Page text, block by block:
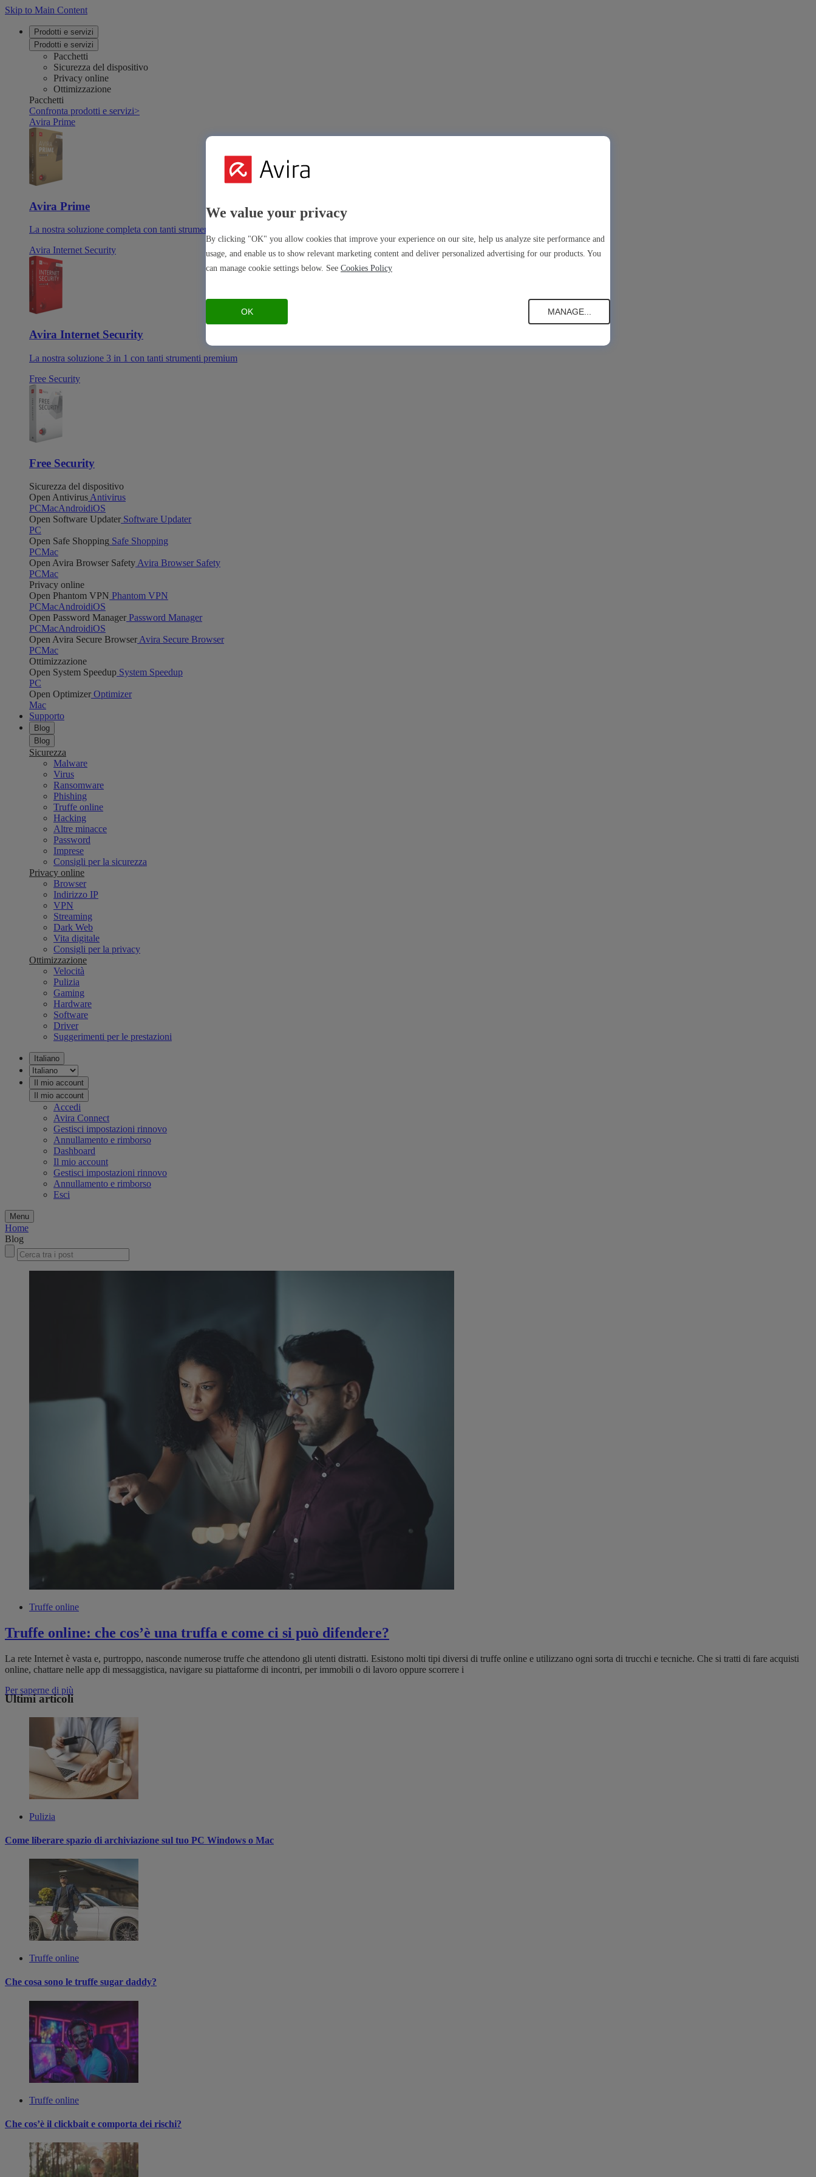
Skip to Main Content
Prodotti e servizi
Prodotti e servizi
Pacchetti
Sicurezza del dispositivo
Privacy online
Ottimizzazione
Pacchetti
Confronta prodotti e servizi>
Avira Prime
Avira Prime
La nostra soluzione completa con tanti strumenti e app premium
Avira Internet Security
Avira Internet Security
La nostra soluzione 3 in 1 con tanti strumenti premium
Free Security
Free Security
Sicurezza del dispositivo
Open Antivirus Antivirus
PCMacAndroidiOS
Open Software Updater Software Updater
PC
Open Safe Shopping Safe Shopping
PCMac
Open Avira Browser Safety Avira Browser Safety
PCMac
Privacy online
Open Phantom VPN Phantom VPN
PCMacAndroidiOS
Open Password Manager Password Manager
PCMacAndroidiOS
Open Avira Secure Browser Avira Secure Browser
PCMac
Ottimizzazione
Open System Speedup System Speedup
PC
Open Optimizer Optimizer
Mac
Supporto
Blog
Blog
Sicurezza
Malware
Virus
Ransomware
Phishing
Truffe online
Hacking
Altre minacce
Password
Imprese
Consigli per la sicurezza
Privacy online
Browser
Indirizzo IP
VPN
Streaming
Dark Web
Vita digitale
Consigli per la privacy
Ottimizzazione
Velocità
Pulizia
Gaming
Hardware
Software
Driver
Suggerimenti per le prestazioni
Italiano
Il mio account
Il mio account
Accedi
Avira Connect
Gestisci impostazioni rinnovo
Annullamento e rimborso
Dashboard
Il mio account
Gestisci impostazioni rinnovo
Annullamento e rimborso
Esci
Menu
Home
Blog
Truffe online
Truffe online: che cos’è una truffa e come ci si può difendere?
La rete Internet è vasta e, purtroppo, nasconde numerose truffe che attendono gli utenti distratti. Esistono molti tipi diversi di truffe online e utilizzano ogni sorta di trucchi e tecniche. Che si tratti di fare acquisti
online, chattare nelle app di messaggistica, navigare su piattaforme di incontri, per immobili o di lavoro oppure scorrere i
Per saperne di più
Ultimi articoli
Pulizia
Come liberare spazio di archiviazione sul tuo PC Windows o Mac
Truffe online
Che cosa sono le truffe sugar daddy?
Truffe online
Che cos’è il clickbait e comporta dei rischi?
We value your privacy
By clicking "OK" you allow cookies that improve your experience on our site, help us analyze site performance and
usage, and enable us to show relevant marketing content and deliver personalized advertising for our products. You
can manage cookie settings below. See Cookies Policy
OK MANAGE...